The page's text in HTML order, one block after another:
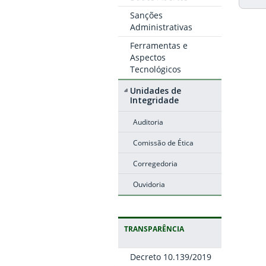
Sanções
Administrativas
Ferramentas e
Aspectos
Tecnológicos
Unidades de
Integridade
Auditoria
Comissão de Ética
Corregedoria
Ouvidoria
TRANSPARÊNCIA
Decreto 10.139/2019